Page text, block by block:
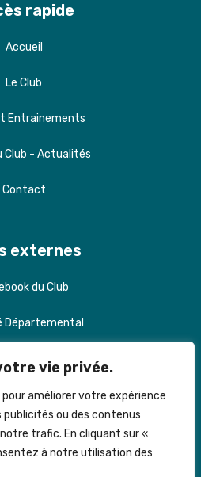
vie privée.
pour améliorer votre expérience
ou des contenus
trafic. En cliquant sur «
à notre utilisation des
rapide
Accueil
Le Club
Entrainements
Club - Actualités
Contact
externes
du Club
Départemental
de Billard IDF
de Billard
Mag